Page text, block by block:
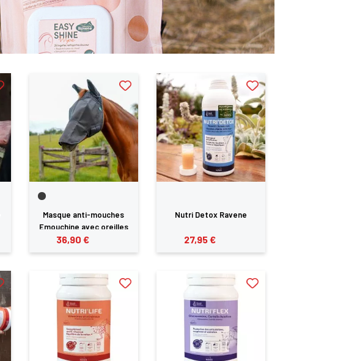
Masque anti-mouches
Emouchine avec oreilles
et naseaux Ravene
36,90 €
Nutri Detox Ravene
27,95 €